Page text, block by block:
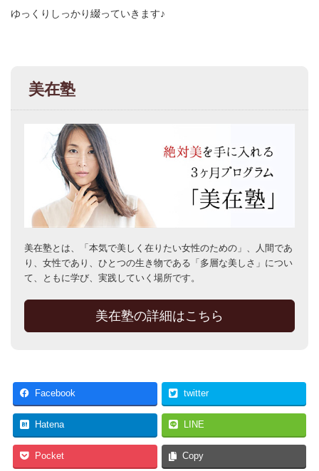
ゆっくりしっかり綴っていきます♪
美在塾
美在塾とは、「本気で美しく在りたい女性のための」、人間であ
り、女性であり、ひとつの生き物である「多層な美しさ」につい
て、ともに学び、実践していく場所です。
美在塾の詳細はこちら
Facebook twitter
Hatena LINE
Pocket Copy